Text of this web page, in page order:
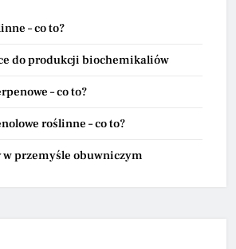
– co to?
do produkcji biochemikaliów
– co to?
roślinne – co to?
przemyśle obuwniczym